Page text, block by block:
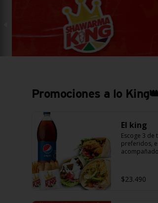
Promociones a lo
El king
Escoge 3 de
preferidos,
bebida de
acumulable
$23.490